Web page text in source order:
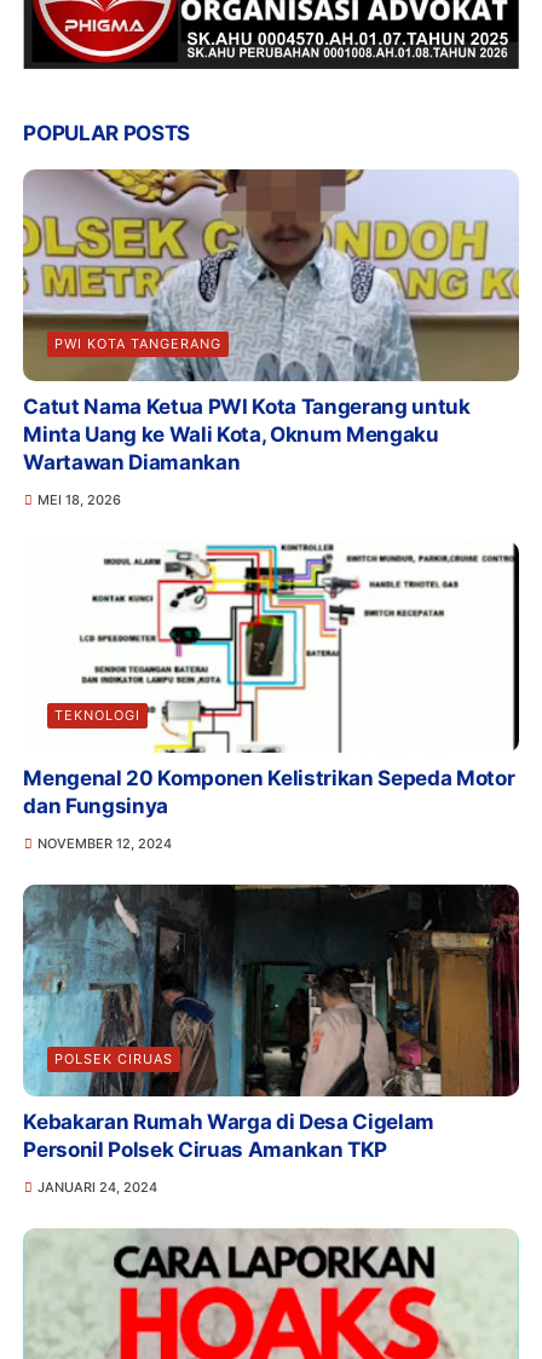
POPULAR POSTS
PWI KOTA TANGERANG
Catut Nama Ketua PWI Kota Tangerang untuk
Minta Uang ke Wali Kota, Oknum Mengaku
Wartawan Diamankan
MEI 18, 2026
TEKNOLOGI
Mengenal 20 Komponen Kelistrikan Sepeda Motor
dan Fungsinya
NOVEMBER 12, 2024
POLSEK CIRUAS
Kebakaran Rumah Warga di Desa Cigelam
Personil Polsek Ciruas Amankan TKP
JANUARI 24, 2024